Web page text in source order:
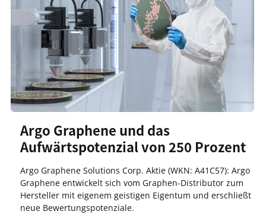
Argo Graphene und das
Aufwärtspotenzial von 250 Prozent
Argo Graphene Solutions Corp. Aktie (WKN: A41C57): Argo
Graphene entwickelt sich vom Graphen-Distributor zum
Hersteller mit eigenem geistigen Eigentum und erschließt
neue Bewertungspotenziale.